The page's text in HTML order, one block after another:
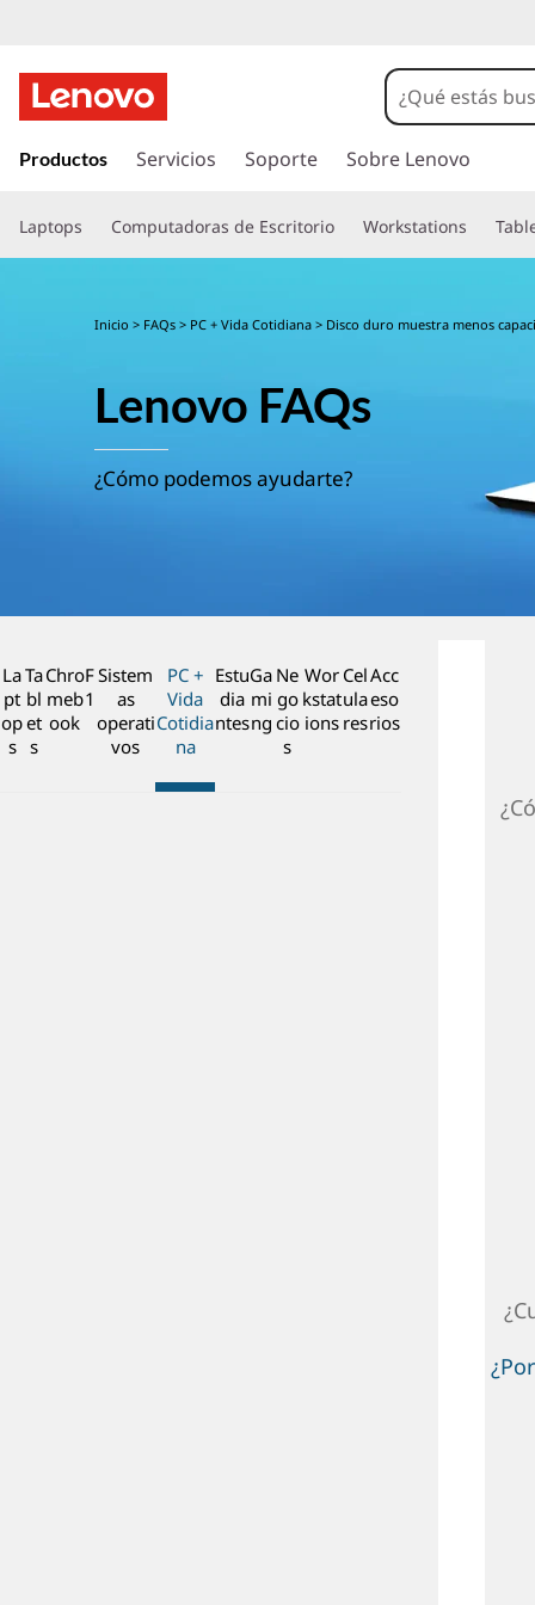
r
c
o
l
Productos Servicios Soporte Sobre Lenovo
Laptops Computadoras de Escritorio Workstations
Inicio > FAQs > PC + Vida Cotidiana > Disco duro muestra menos
Lenovo FAQs
¿Cómo podemos ayudarte?
La
pt
op
s
Ta
bl
et
s
Chro
meb
ook
F
1
Sistem
as
operati
vos
PC +
Vida
Cotidia
na
Estu
dia
ntes
Ga
mi
ng
Ne
go
cio
s
Wor
kstat
ions
Cel
ula
res
Acc
eso
rios